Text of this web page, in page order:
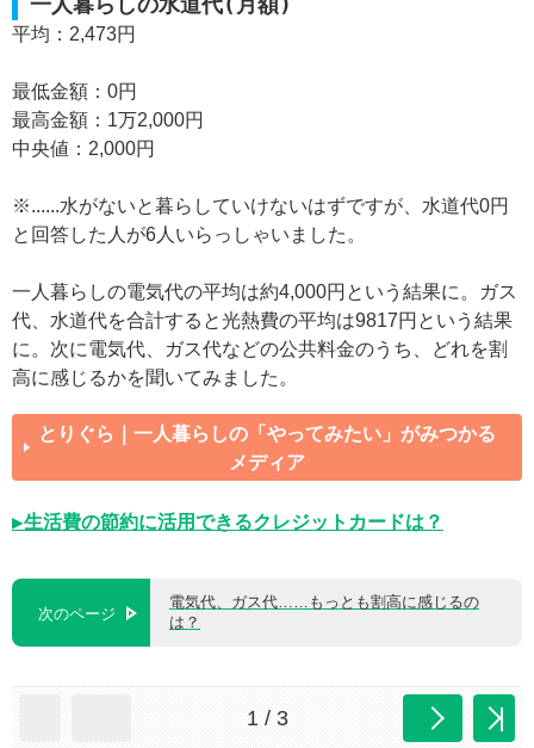
平均：2,473円
最低金額：0円
最高金額：1万2,000円
中央値：2,000円
※......水がないと暮らしていけないはずですが、水道代0円
と回答した人が6人いらっしゃいました。
一人暮らしの電気代の平均は約4,000円という結果に。ガス
代、水道代を合計すると光熱費の平均は9817円という結果
に。次に電気代、ガス代などの公共料金のうち、どれを割
高に感じるかを聞いてみました。
とりぐら｜一人暮らしの「やってみたい」がみつかる
メディア
▶生活費の節約に活用できるクレジットカードは？
次のページ
電気代、ガス代……もっとも割高に感じるの
は？
1 / 3